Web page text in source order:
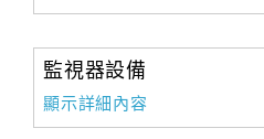
監視器設備
顯示詳細內容